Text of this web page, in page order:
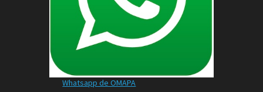
Whatsapp de OMAPA